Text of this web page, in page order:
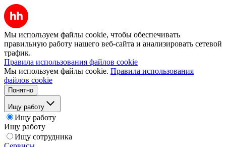
Мы используем файлы cookie, чтобы обеспечивать
правильную работу нашего веб-сайта и анализировать сетевой
трафик.
Правила использования файлов cookie
Мы используем файлы cookie. Правила использования
файлов cookie
Понятно
Ищу работу
Ищу работу
Ищу работу
Ищу сотрудника